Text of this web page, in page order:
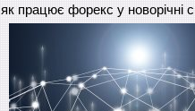
як працює форекс у новорічні